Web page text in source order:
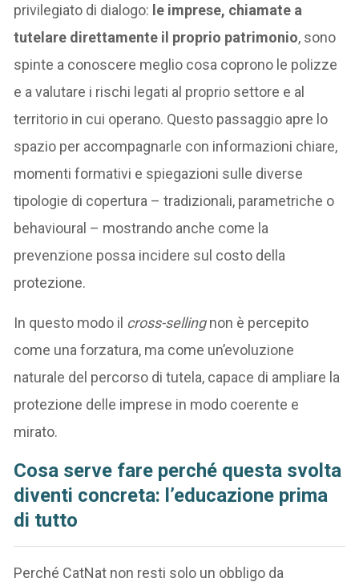
privilegiato di dialogo: le imprese, chiamate a
tutelare direttamente il proprio patrimonio, sono
spinte a conoscere meglio cosa coprono le polizze
e a valutare i rischi legati al proprio settore e al
territorio in cui operano. Questo passaggio apre lo
spazio per accompagnarle con informazioni chiare,
momenti formativi e spiegazioni sulle diverse
tipologie di copertura – tradizionali, parametriche o
behavioural – mostrando anche come la
prevenzione possa incidere sul costo della
protezione.
In questo modo il cross-sellingnon è percepito
come una forzatura, ma come un’evoluzione
naturale del percorso di tutela, capace di ampliare la
protezione delle imprese in modo coerente e
mirato.
Cosa serve fare perché questa svolta
diventi concreta: l’educazione prima
di tutto
Perché CatNat non resti solo un obbligo da